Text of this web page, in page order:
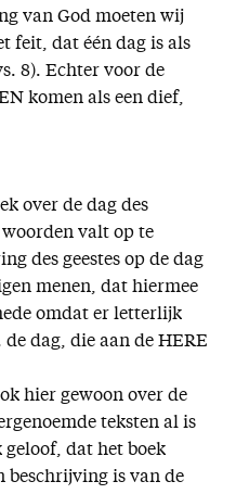
van God moeten wij
feit, dat één dag is als
8). Echter voor de
komen als een dief,
over de dag des
valt op te
des geestes op de dag
menen, dat hiermee
omdat er letterlijk
dag, die aan de HERE
hier gewoon over de
teksten al is
geloof, dat het boek
beschrijving is van de